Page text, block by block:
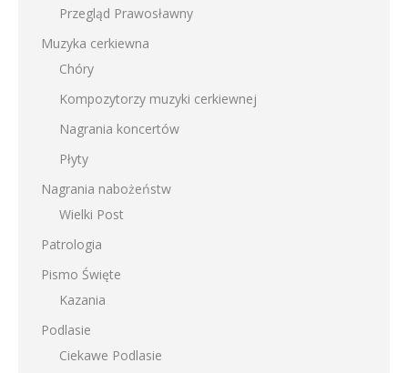
Przegląd Prawosławny
Muzyka cerkiewna
Chóry
Kompozytorzy muzyki cerkiewnej
Nagrania koncertów
Płyty
Nagrania nabożeństw
Wielki Post
Patrologia
Pismo Święte
Kazania
Podlasie
Ciekawe Podlasie